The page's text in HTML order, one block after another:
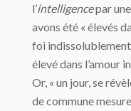
l’intelligencepar
avons été « élevés
foi indissolublement
élevé dans l’amour
Or, « un jour, se
de commune